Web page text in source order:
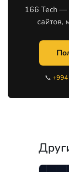
166 Tech —
сайтов,
📞